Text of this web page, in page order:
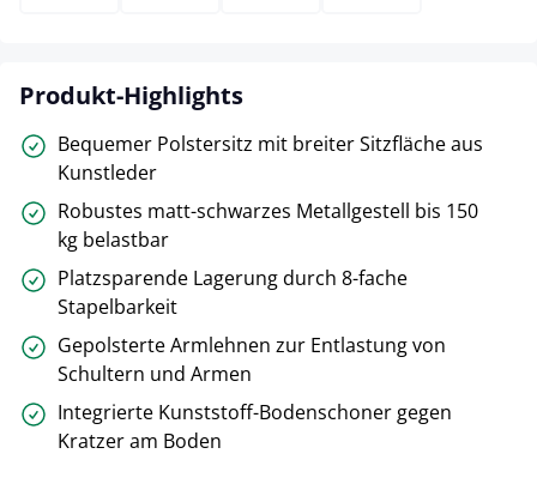
Produkt-Highlights
Bequemer Polstersitz mit breiter Sitzfläche aus
Kunstleder
Robustes matt-schwarzes Metallgestell bis 150
kg belastbar
Platzsparende Lagerung durch 8-fache
Stapelbarkeit
Gepolsterte Armlehnen zur Entlastung von
Schultern und Armen
Integrierte Kunststoff-Bodenschoner gegen
Kratzer am Boden